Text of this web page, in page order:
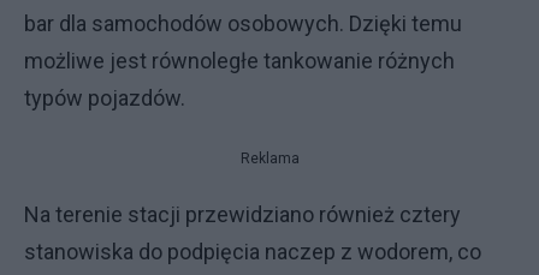
bar dla samochodów osobowych. Dzięki temu
możliwe jest równoległe tankowanie różnych
typów pojazdów.
Reklama
Na terenie stacji przewidziano również cztery
stanowiska do podpięcia naczep z wodorem, co